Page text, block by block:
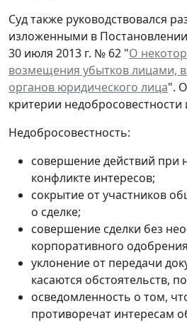
Суд также руководствовался
изложенными в
30 июля 2013 г. № 62 "О
возмещения убытков лицами,
органов юридического лица".
критерии недобросовестности
Недобросовестность:
совершение действий при
конфликте интересов;
сокрытие от участников
о сделке;
совершение сделки без
корпоративного
уклонение от передачи
касаются обстоятельств,
осведомленность о том,
противоречат интересам